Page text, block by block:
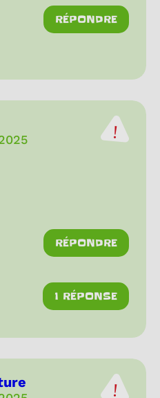
les réactions
RÉPONDRE
les réactions
RÉPONDRE
1 RÉPONSE